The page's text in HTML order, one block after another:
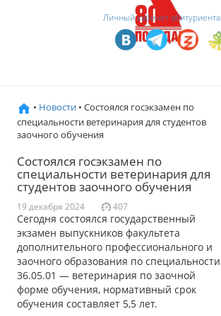
Личный кабинет абитуриента
• Новости • Состоялся госэкзамен по
специальности ветеринария для студентов
заочного обучения
Состоялся госэкзамен по
специальности ветеринария для
студентов заочного обучения
19 декабря 2024 407
Сегодня состоялся государственный
экзамен выпускников факультета
дополнительного профессионального и
заочного образования по специальности
36.05.01 — ветеринария по заочной
форме обучения, нормативный срок
обучения составляет 5,5 лет.